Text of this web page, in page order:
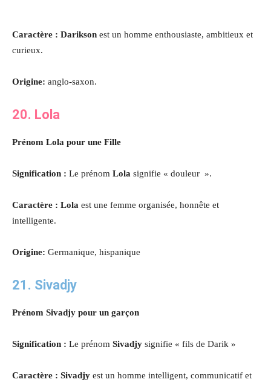
Caractère : Darikson est un homme enthousiaste, ambitieux et
curieux.
Origine: anglo-saxon.
20. Lola
Prénom Lola pour une Fille
Signification : Le prénom Lola signifie « douleur ».
Caractère : Lola est une femme organisée, honnête et
intelligente.
Origine: Germanique, hispanique
21. Sivadjy
Prénom Sivadjy pour un garçon
Signification : Le prénom Sivadjy signifie « fils de Darik »
Caractère : Sivadjy est un homme intelligent, communicatif et